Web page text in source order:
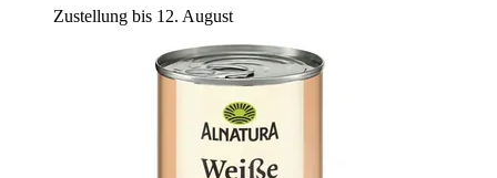
Zustellung bis 12. August